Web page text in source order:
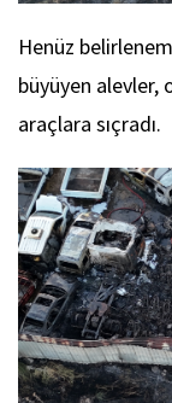
Henüz
büyüyen
araçlara sıçradı.